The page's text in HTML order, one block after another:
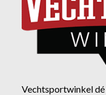
Vechtsportwinkel